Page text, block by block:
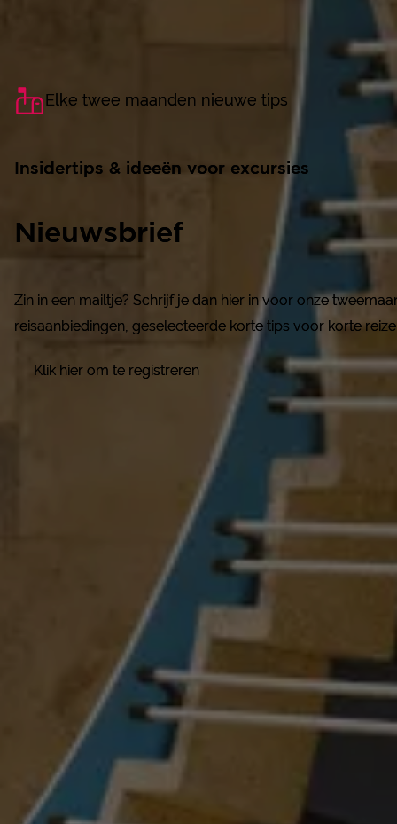
Elke twee maanden nieuwe tips
Insidertips & ideeën voor excursies
Nieuwsbrief
Zin in een mailtje? Schrijf je dan hier in voor onze
reisaanbiedingen, geselecteerde korte tips voor korte
Klik hier om te registreren
Elke twee maanden nieuwe tips
Insidertips & ideeën voor excursies
Nieuwsbrief
Zin in een mailtje? Schrijf je dan hier in voor onze
reisaanbiedingen, geselecteerde korte tips voor korte
Klik hier om te registreren